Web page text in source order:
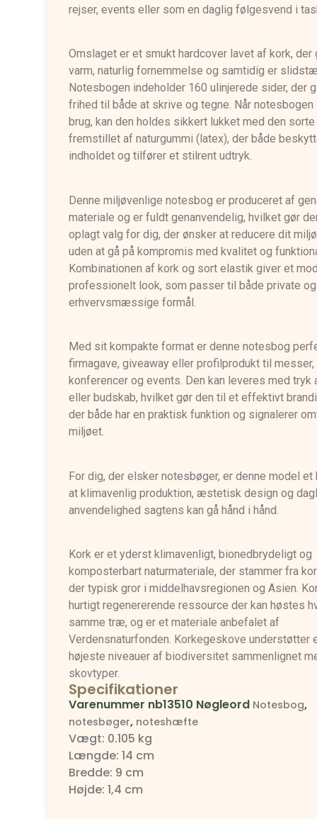
rejser, events eller som en daglig følgesvend i
Omslaget er et smukt hardcover lavet af kork, der
varm, naturlig fornemmelse og samtidig er
Notesbogen indeholder 160 ulinjerede sider, der
frihed til både at skrive og tegne. Når notesbogen
brug, kan den holdes sikkert lukket med den
fremstillet af naturgummi (latex), der både
indholdet og tilfører et stilrent udtryk.
Denne miljøvenlige notesbog er produceret af
materiale og er fuldt genanvendelig, hvilket gør
oplagt valg for dig, der ønsker at reducere dit
uden at gå på kompromis med kvalitet og
Kombinationen af kork og sort elastik giver et
professionelt look, som passer til både private og
erhvervsmæssige formål.
Med sit kompakte format er denne notesbog
firmagave, giveaway eller profilprodukt til messer,
konferencer og events. Den kan leveres med tryk
eller budskab, hvilket gør den til et effektivt
der både har en praktisk funktion og signalerer
miljøet.
For dig, der elsker notesbøger, er denne model et
at klimavenlig produktion, æstetisk design og
anvendelighed sagtens kan gå hånd i hånd.
Kork er et yderst klimavenligt, bionedbrydeligt og
komposterbart naturmateriale, der stammer fra
der typisk gror i middelhavsregionen og Asien.
hurtigt regenererende ressource der kan høstes
samme træ, og er et materiale anbefalet af
Verdensnaturfonden. Korkegeskove understøtter
højeste niveauer af biodiversitet sammenlignet
skovtyper.
Specifikationer
Varenummer nb13510 Nøgleord Notesbog,
notesbøger, noteshæfte
Vægt: 0.105 kg
Længde: 14 cm
Bredde: 9 cm
Højde: 1,4 cm